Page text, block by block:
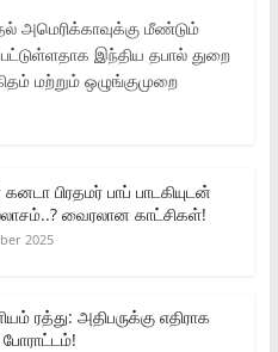
அமெரிக்காவுக்கு மீண்டும்
இந்திய தபால் துறை
மற்றும் ஒழுங்குமுறை
பிரதமர் பாப் பாடகியுடன்
வைரலான காட்சிகள்!
2025
ரத்து: அதிபருக்கு எதிராக